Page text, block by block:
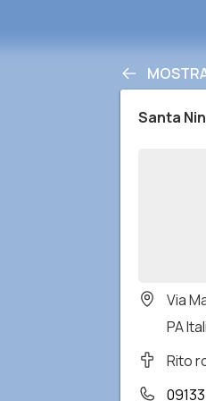
Santa
Via
PA
Rito